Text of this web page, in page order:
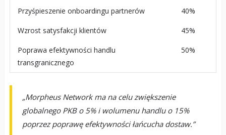
Przyśpieszenie onboardingu partnerów 40%
Wzrost satysfakcji klientów 45%
Poprawa efektywności handlu
transgranicznego
50%
„Morpheus Network ma na celu zwiększenie
globalnego PKB o 5% i wolumenu handlu o 15%
poprzez poprawę efektywności łańcucha dostaw.”